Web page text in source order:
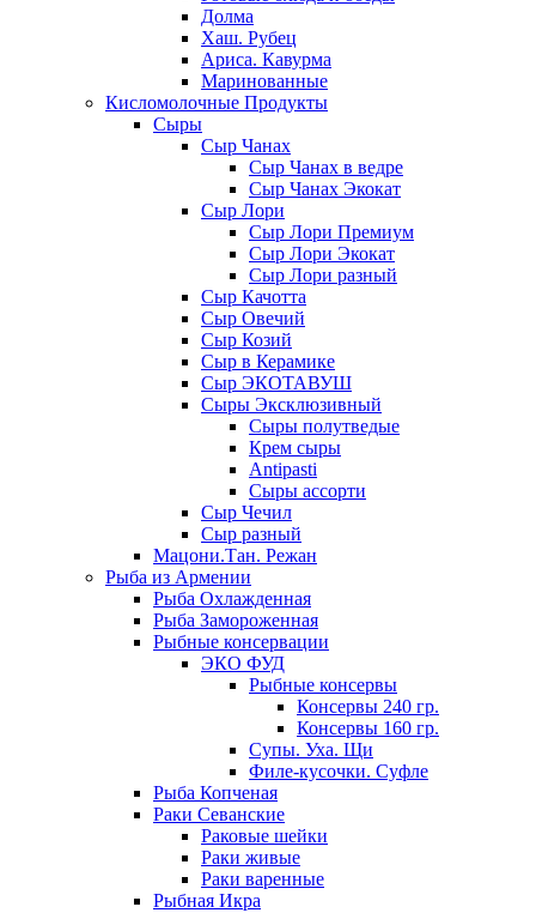
Долма
Хаш. Рубец
Ариса. Кавурма
Маринованные
Кисломолочные Продукты
Сыры
Сыр Чанах
Сыр Чанах в ведре
Сыр Чанах Экокат
Сыр Лори
Сыр Лори Премиум
Сыр Лори Экокат
Сыр Лори разный
Сыр Качотта
Сыр Овечий
Сыр Козий
Сыр в Керамике
Сыр ЭКОТАВУШ
Сыры Эксклюзивный
Сыры полутведые
Крем сыры
Antipasti
Сыры ассорти
Сыр Чечил
Сыр разный
Мацони.Тан. Режан
Рыба из Армении
Рыба Охлажденная
Рыба Замороженная
Рыбные консервации
ЭКО ФУД
Рыбные консервы
Консервы 240 гр.
Консервы 160 гр.
Супы. Уха. Щи
Филе-кусочки. Суфле
Рыба Копченая
Раки Севанские
Раковые шейки
Раки живые
Раки варенные
Рыбная Икра